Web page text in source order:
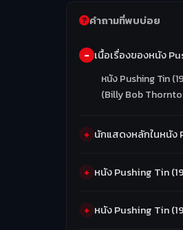
คำถามที่พบบ่อย
เนื้อเรื่องของหนัง
หนัง Pushing Tin
(Billy Bob
นักแสดงหลักในหนัง
หนัง Pushing Tin
หนัง Pushing Tin